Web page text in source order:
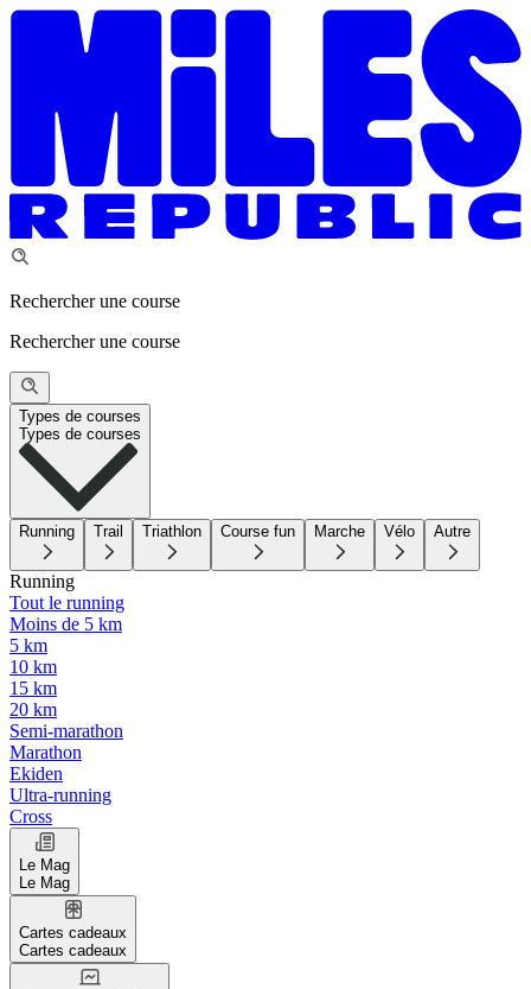
Rechercher une course
Rechercher une course
Types de courses
Types de courses
Running Trail Triathlon Course fun Marche Vélo Autre
Running
Tout le running
Moins de 5 km
5 km
10 km
15 km
20 km
Semi-marathon
Marathon
Ekiden
Ultra-running
Cross
Le Mag
Le Mag
Cartes cadeaux
Cartes cadeaux